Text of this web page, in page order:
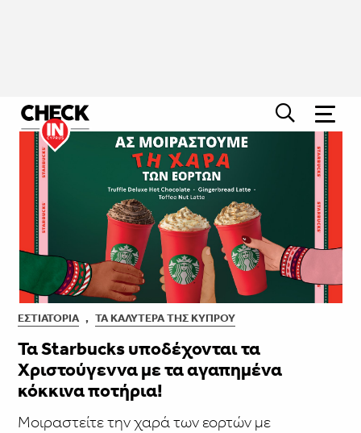
ΕΣΤΙΑΤΌΡΙΑ , ΤΑ ΚΑΛΎΤΕΡΑ ΤΗΣ ΚΎΠΡΟΥ
Τα Starbucks υποδέχονται τα
Χριστούγεννα με τα αγαπημένα
κόκκινα ποτήρια!
Μοιραστείτε την χαρά των εορτών με